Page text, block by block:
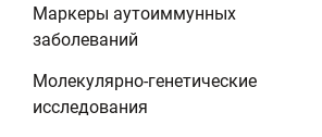
Маркеры аутоиммунных
заболеваний
Молекулярно-генетические
исследования